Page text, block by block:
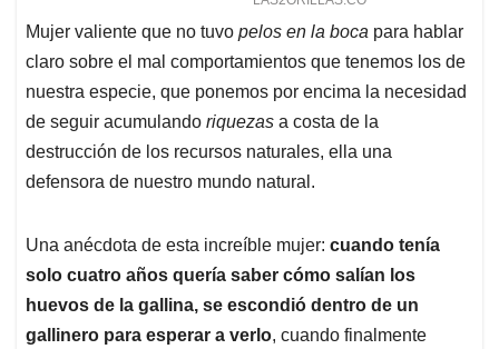
Mujer valiente que no tuvo pelos en la boca para hablar
claro sobre el mal comportamientos que tenemos los de
nuestra especie, que ponemos por encima la necesidad
de seguir acumulando riquezas a costa de la
destrucción de los recursos naturales, ella una
defensora de nuestro mundo natural.
Una anécdota de esta increíble mujer: cuando tenía
solo cuatro años quería saber cómo salían los
huevos de la gallina, se escondió dentro de un
gallinero para esperar a verlo, cuando finalmente